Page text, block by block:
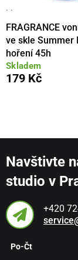
· ·
FRAGRANCE
ve skle Summer
hoření 45h
Skladem
179 Kč
Navštivte
studio v
+420
Po-Čt